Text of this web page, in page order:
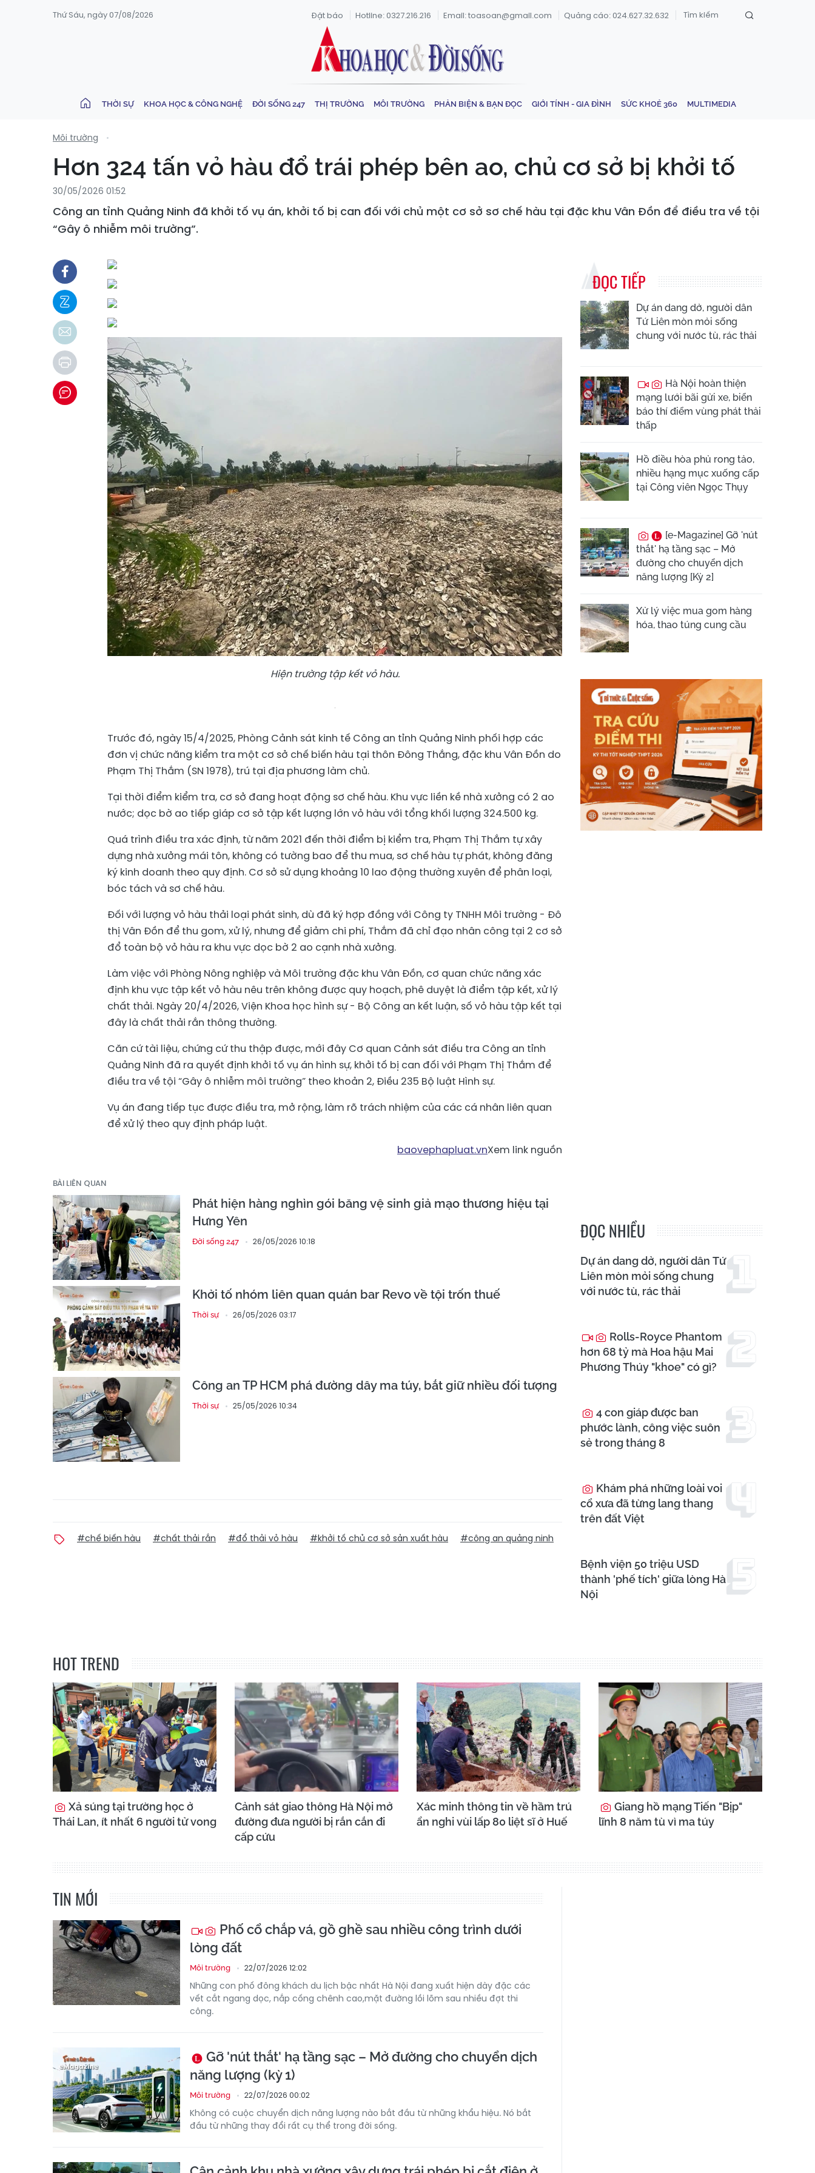
Thứ Sáu, ngày 07/08/2026 Đặt báo Hotline: 0327.216.216 Email: toasoan@gmail.com Quảng cáo: 024.627.32.632
THỜI SỰ KHOA HỌC & CÔNG NGHỆ ĐỜI SỐNG 247 THỊ TRƯỜNG MÔI TRƯỜNG PHẢN BIỆN & BẠN ĐỌC GIỚI TÍNH - GIA ĐÌNH SỨC KHOẺ 360 MULTIMEDIA
Môi trường
Hơn 324 tấn vỏ hàu đổ trái phép bên ao, chủ cơ sở bị khởi tố
30/05/2026 01:52
Công an tỉnh Quảng Ninh đã khởi tố vụ án, khởi tố bị can đối với chủ một cơ sở sơ chế hàu tại đặc khu Vân Đồn để điều tra về tội
“Gây ô nhiễm môi trường”.
Hiện trường tập kết vỏ hàu.
Trước đó, ngày 15/4/2025, Phòng Cảnh sát kinh tế Công an tỉnh Quảng Ninh phối hợp các
đơn vị chức năng kiểm tra một cơ sở chế biến hàu tại thôn Đông Thắng, đặc khu Vân Đồn do
Phạm Thị Thắm (SN 1978), trú tại địa phương làm chủ.
Tại thời điểm kiểm tra, cơ sở đang hoạt động sơ chế hàu. Khu vực liền kề nhà xưởng có 2 ao
nước; dọc bờ ao tiếp giáp cơ sở tập kết lượng lớn vỏ hàu với tổng khối lượng 324.500 kg.
Quá trình điều tra xác định, từ năm 2021 đến thời điểm bị kiểm tra, Phạm Thị Thắm tự xây
dựng nhà xưởng mái tôn, không có tường bao để thu mua, sơ chế hàu tự phát, không đăng
ký kinh doanh theo quy định. Cơ sở sử dụng khoảng 10 lao động thường xuyên để phân loại,
bóc tách và sơ chế hàu.
Đối với lượng vỏ hàu thải loại phát sinh, dù đã ký hợp đồng với Công ty TNHH Môi trường - Đô
thị Vân Đồn để thu gom, xử lý, nhưng để giảm chi phí, Thắm đã chỉ đạo nhân công tại 2 cơ sở
đổ toàn bộ vỏ hàu ra khu vực dọc bờ 2 ao cạnh nhà xưởng.
Làm việc với Phòng Nông nghiệp và Môi trường đặc khu Vân Đồn, cơ quan chức năng xác
định khu vực tập kết vỏ hàu nêu trên không được quy hoạch, phê duyệt là điểm tập kết, xử lý
chất thải. Ngày 20/4/2026, Viện Khoa học hình sự - Bộ Công an kết luận, số vỏ hàu tập kết tại
đây là chất thải rắn thông thường.
Căn cứ tài liệu, chứng cứ thu thập được, mới đây Cơ quan Cảnh sát điều tra Công an tỉnh
Quảng Ninh đã ra quyết định khởi tố vụ án hình sự, khởi tố bị can đối với Phạm Thị Thắm để
điều tra về tội “Gây ô nhiễm môi trường” theo khoản 2, Điều 235 Bộ luật Hình sự.
Vụ án đang tiếp tục được điều tra, mở rộng, làm rõ trách nhiệm của các cá nhân liên quan
để xử lý theo quy định pháp luật.
baovephapluat.vnXem link nguồn
BÀI LIÊN QUAN
Phát hiện hàng nghìn gói băng vệ sinh giả mạo thương hiệu tại
Hưng Yên
Đời sống 247 26/05/2026 10:18
Khởi tố nhóm liên quan quán bar Revo về tội trốn thuế
Thời sự 26/05/2026 03:17
Công an TP HCM phá đường dây ma túy, bắt giữ nhiều đối tượng
Thời sự 25/05/2026 10:34
#chế biến hàu #chất thải rắn #đổ thải vỏ hàu #khởi tố chủ cơ sở sản xuất hàu #công an quảng ninh
ĐỌC TIẾP
Dự án dang dở, người dân
Tứ Liên mòn mỏi sống
chung với nước tù, rác thải
Hà Nội hoàn thiện
mạng lưới bãi gửi xe, biển
báo thí điểm vùng phát thải
thấp
Hồ điều hòa phủ rong tảo,
nhiều hạng mục xuống cấp
tại Công viên Ngọc Thụy
[e-Magazine] Gỡ 'nút
thắt' hạ tầng sạc – Mở
đường cho chuyển dịch
năng lượng [Kỳ 2]
Xử lý việc mua gom hàng
hóa, thao túng cung cầu
ĐỌC NHIỀU
Dự án dang dở, người dân Tứ
Liên mòn mỏi sống chung
với nước tù, rác thải
Rolls-Royce Phantom
hơn 68 tỷ mà Hoa hậu Mai
Phương Thúy "khoe" có gì?
4 con giáp được ban
phước lành, công việc suôn
sẻ trong tháng 8
Khám phá những loài voi
cổ xưa đã từng lang thang
trên đất Việt
Bệnh viện 50 triệu USD
thành 'phế tích' giữa lòng Hà
Nội
HOT TREND
Xả súng tại trường học ở
Thái Lan, ít nhất 6 người tử vong
Cảnh sát giao thông Hà Nội mở
đường đưa người bị rắn cắn đi
cấp cứu
Xác minh thông tin về hầm trú
ẩn nghi vùi lấp 80 liệt sĩ ở Huế
Giang hồ mạng Tiến "Bịp"
lĩnh 8 năm tù vì ma túy
TIN MỚI
Phố cổ chắp vá, gồ ghề sau nhiều công trình dưới
lòng đất
Môi trường 22/07/2026 12:02
Những con phố đông khách du lịch bậc nhất Hà Nội đang xuất hiện dày đặc các
vết cắt ngang dọc, nắp cống chênh cao,mặt đường lồi lõm sau nhiều đợt thi
công.
Gỡ 'nút thắt' hạ tầng sạc – Mở đường cho chuyển dịch
năng lượng (kỳ 1)
Môi trường 22/07/2026 00:02
Không có cuộc chuyển dịch năng lượng nào bắt đầu từ những khẩu hiệu. Nó bắt
đầu từ những thay đổi rất cụ thể trong đời sống.